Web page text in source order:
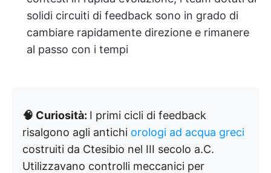
solidi circuiti di feedback sono in grado di
cambiare rapidamente direzione e rimanere
al passo con i tempi​​​​​​​​​​​​​​​​
🧠 Curiosità: I primi cicli di feedback
risalgono agli antichi orologi ad acqua greci
costruiti da Ctesibio nel III secolo a.C.
Utilizzavano controlli meccanici per